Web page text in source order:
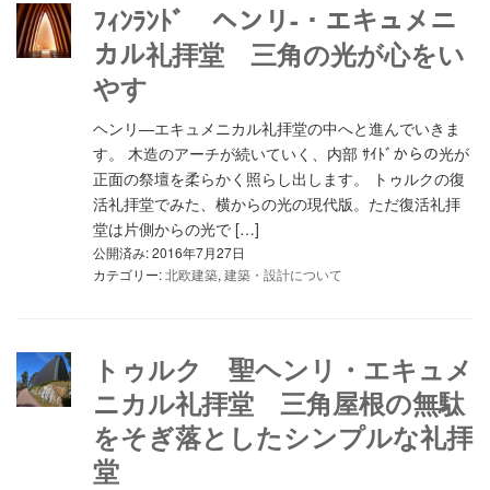
ﾌｨﾝﾗﾝﾄﾞ ヘンリ-・エキュメニ
カル礼拝堂 三角の光が心をい
やす
ヘンリ―エキュメニカル礼拝堂の中へと進んでいきま
す。 木造のアーチが続いていく、内部 ｻｲﾄﾞからの光が
正面の祭壇を柔らかく照らし出します。 トゥルクの復
活礼拝堂でみた、横からの光の現代版。ただ復活礼拝
堂は片側からの光で […]
公開済み: 2016年7月27日
カテゴリー:北欧建築, 建築・設計について
トゥルク 聖ヘンリ・エキュメ
ニカル礼拝堂 三角屋根の無駄
をそぎ落としたシンプルな礼拝
堂